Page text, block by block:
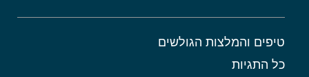
טיפים והמלצות הגולשים
כל התגיות